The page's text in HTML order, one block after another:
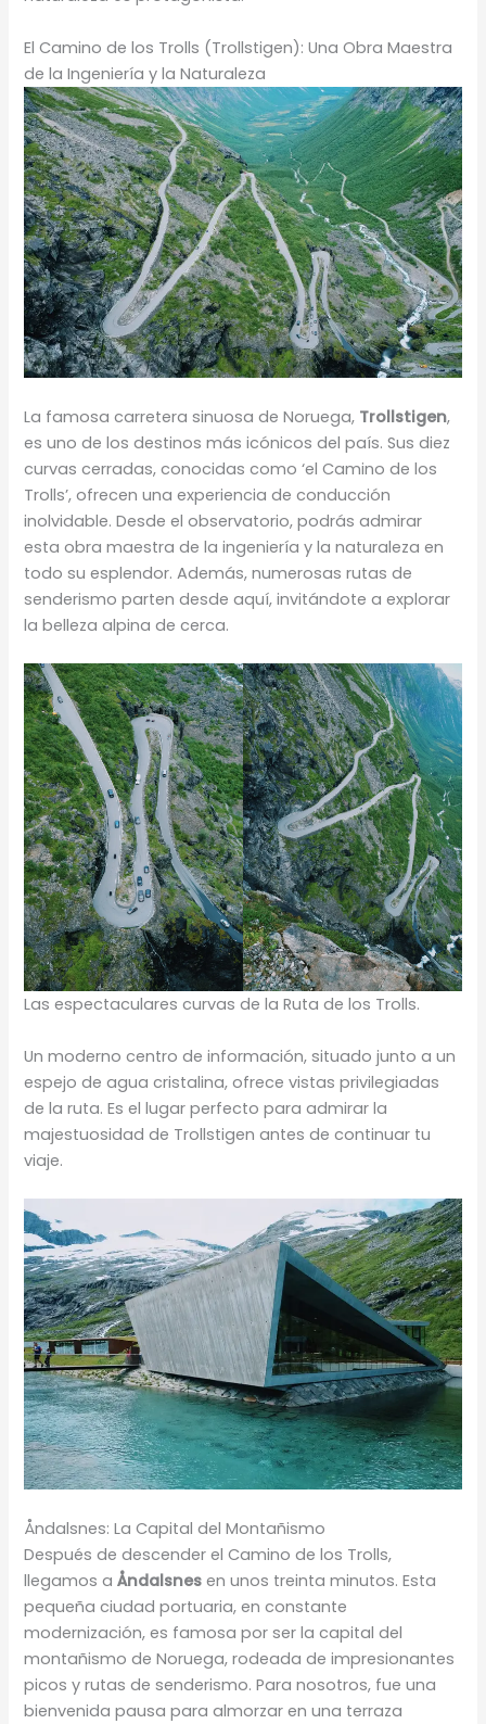
El Camino de los Trolls (Trollstigen): Una Obra Maestra
de la Ingeniería y la Naturaleza
La famosa carretera sinuosa de Noruega, Trollstigen,
es uno de los destinos más icónicos del país. Sus diez
curvas cerradas, conocidas como ‘el Camino de los
Trolls’, ofrecen una experiencia de conducción
inolvidable. Desde el observatorio, podrás admirar
esta obra maestra de la ingeniería y la naturaleza en
todo su esplendor. Además, numerosas rutas de
senderismo parten desde aquí, invitándote a explorar
la belleza alpina de cerca.
Las espectaculares curvas de la Ruta de los Trolls.
Un moderno centro de información, situado junto a un
espejo de agua cristalina, ofrece vistas privilegiadas
de la ruta. Es el lugar perfecto para admirar la
majestuosidad de Trollstigen antes de continuar tu
viaje.
Åndalsnes: La Capital del Montañismo
Después de descender el Camino de los Trolls,
llegamos aÅndalsnes en unos treinta minutos. Esta
pequeña ciudad portuaria, en constante
modernización, es famosa por ser la capital del
montañismo de Noruega, rodeada de impresionantes
picos y rutas de senderismo. Para nosotros, fue una
bienvenida pausa para almorzar en una terraza